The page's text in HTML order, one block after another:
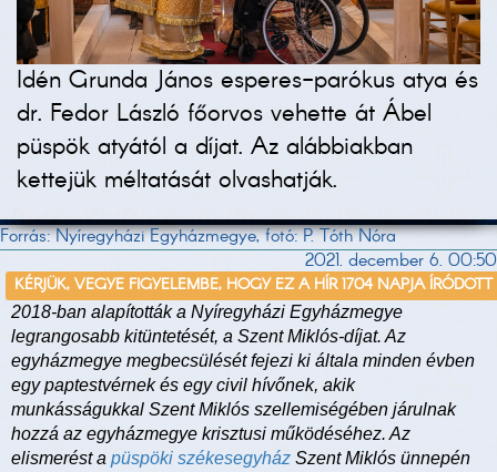
Idén Grunda János esperes-parókus atya és
dr. Fedor László főorvos vehette át Ábel
püspök atyától a díjat. Az alábbiakban
kettejük méltatását olvashatják.
Forrás: Nyíregyházi Egyházmegye, fotó: P. Tóth Nóra
2021. december 6. 00:50
KÉRJÜK, VEGYE FIGYELEMBE, HOGY EZ A HÍR 1704 NAPJA ÍRÓDOTT
2018-ban alapították a Nyíregyházi Egyházmegye
legrangosabb kitüntetését, a Szent Miklós-díjat. Az
egyházmegye megbecsülését fejezi ki általa minden évben
egy paptestvérnek és egy civil hívőnek, akik
munkásságukkal Szent Miklós szellemiségében járulnak
hozzá az egyházmegye krisztusi működéséhez. Az
elismerést a püspöki székesegyház Szent Miklós ünnepén